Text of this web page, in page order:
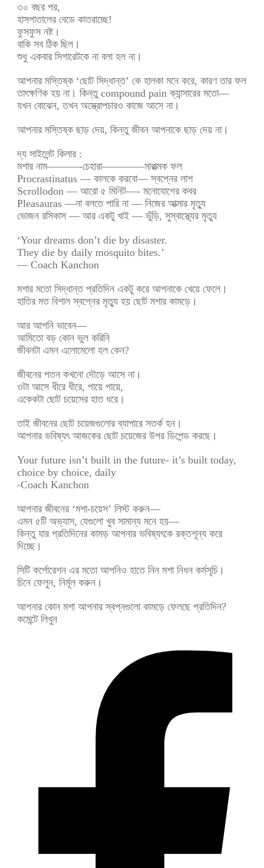
৩০ বছর পর,
হাসপাতালের বেডে কাতরাচ্ছে!
ফুসফুস নষ্ট।
বাকি সব ঠিক ছিল।
শুধু একবার সিগারেটকে না বলা হল না।
আপনার মস্তিষ্ক ‘ছোট সিদ্ধান্ত’ কে হালকা মনে করে, কারণ তার ফল
তাৎক্ষণিক হয় না। কিন্তু compound pain ক্যান্সারের মতো—
যখন বোঝেন, তখন অস্ত্রোপচারও কাজে আসে না।
আপনার মস্তিষ্ক ছাড় দেয়, কিন্তু জীবন আপনাকে ছাড় দেয় না।
দ্য সাইলেন্ট কিলার :
মশার নাম———-চেহারা————মারাত্মক ফল
Procrastinatus — কালকে করবো— স্বপ্নের লাশ
Scrollodon — আরো ৫ মিনিট—- মনোযোগের কবর
Pleasauras —না বলতে পারি না — নিজের আত্মার মৃত্যু
ভোজন রসিকাস — আর একটু খাই — ভুঁড়ি, সুস্বাস্থ্যের মৃত্যু
‘Your dreams don’t die by disaster.
They die by daily mosquito bites.’
— Coach Kanchon
মশার মতো সিদ্ধান্ত প্রতিদিন একটু করে আপনাকে খেয়ে ফেলে।
হাতির মত বিশাল স্বপ্নের মৃত্যু হয় ছোট মশার কামড়ে।
আর আপনি ভাবেন—
আমিতো বড় কোন ভুল করিনি
জীবনটা এমন এলোমেলো হল কেন?
জীবনের পতন কখনো দৌড়ে আসে না।
ওটা আসে ধীরে ধীরে, পায়ে পায়ে,
একেকটা ছোট চয়েসের হাত ধরে।
তাই জীবনের ছোট চয়েজগুলোর ব্যাপারে সতর্ক হন।
আপনার ভবিষ্যৎ আজকের ছোট চয়েজের উপর ডিপেন্ড করছে।
Your future isn’t built in the future- it’s built today,
choice by choice, daily
-Coach Kanchon
আপনার জীবনের ‘মশা-চয়েস’ লিস্ট করুন—
এমন ৫টি অভ্যাস, যেগুলো খুব সামান্য মনে হয়—
কিন্তু যার প্রতিদিনের কামড় আপনার ভবিষ্যৎকে রক্তশূন্য করে
দিচ্ছে।
সিটি কর্পোরেশন এর মতো আপনিও হাতে নিন মশা নিধন কর্মসূচি।
চিনে ফেলুন, নির্মূল করুন।
আপনার কোন মশা আপনার স্বপ্নগুলো কামড়ে ফেলছে প্রতিদিন?
কমেন্টে লিখুন